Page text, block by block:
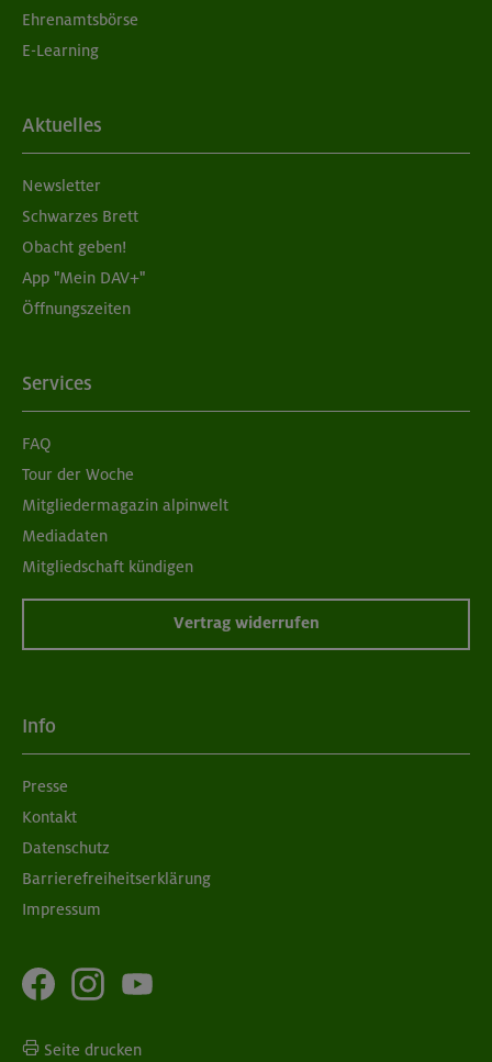
Ehrenamtsbörse
E-Learning
Aktuelles
Newsletter
Schwarzes Brett
Obacht geben!
App "Mein DAV+"
Öffnungszeiten
Services
FAQ
Tour der Woche
Mitgliedermagazin alpinwelt
Mediadaten
Mitgliedschaft kündigen
Vertrag widerrufen
Info
Presse
Kontakt
Datenschutz
Barrierefreiheitserklärung
Impressum
Seite drucken